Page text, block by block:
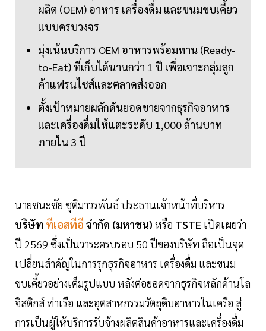
ผลิต (OEM) อาหาร เครื่องดื่ม และขนมขบเคี้ยว
แบบครบวงจร
มุ่งเน้นบริการ OEM อาหารพร้อมทาน (Ready-
to-Eat) ที่เก็บได้นานกว่า 1 ปี เพื่อเจาะกลุ่มลูก
ค้าแฟรนไชส์และตลาดส่งออก
ตั้งเป้าหมายผลักดันยอดขายจากธุรกิจอาหาร
และเครื่องดื่มให้แตะระดับ 1,000 ล้านบาท
ภายใน 3 ปี
นายชนะชัย ชุติมาวรพันธ์ ประธานเจ้าหน้าที่บริหาร
บริษัท ทีเอสทีอี จำกัด (มหาชน) หรือ TSTE เปิดเผยว่า
ปี 2569 ซึ่งเป็นวาระครบรอบ 50 ปีของบริษัท ถือเป็นจุด
เปลี่ยนสำคัญในการรุกธุรกิจอาหาร เครื่องดื่ม และขนม
ขบเคี้ยวอย่างเต็มรูปแบบ หลังต่อยอดจากธุรกิจหลักด้านโล
จิสติกส์ ท่าเรือ และอุตสาหกรรมวัตถุดิบอาหารในเครือ สู่
การเป็นผู้ให้บริการรับจ้างผลิตสินค้าอาหารและเครื่องดื่ม